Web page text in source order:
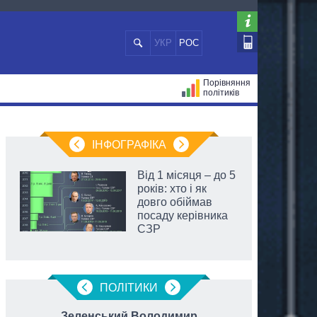
УКР РОС
Порівняння
політиків
ІНФОГРАФІКА
Від 1 місяця – до 5
років: хто і як
довго обіймав
посаду керівника
СЗР
ПОЛIТИКИ